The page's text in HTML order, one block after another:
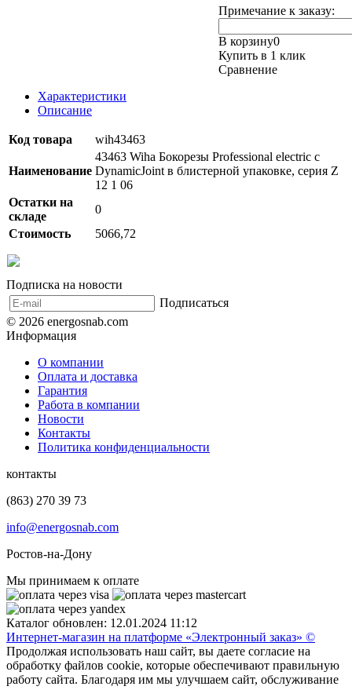
Примечание к заказу:
В корзину0
Купить в 1 клик
Сравнение
Характеристики
Описание
Код товара wih43463
Наименование
43463 Wiha Бокорезы Professional electric с
DynamicJoint в блистерной упаковке, серия Z
12 1 06
Остатки на
складе
0
Стоимость
5066,72
Подписка на новости
Подписаться
© 2026 energosnab.com
Информация
О компании
Оплата и доставка
Гарантия
Работа в компании
Новости
Контакты
Политика конфиденциальности
контакты
(863) 270 39 73
info@energosnab.com
Ростов-на-Дону
Мы принимаем к оплате
Каталог обновлен: 12.01.2024 11:12
Интернет-магазин на платформе «Электронный заказ» ©
Продолжая использовать наш сайт, вы даете согласие на
обработку файлов cookie, которые обеспечивают правильную
работу сайта. Благодаря им мы улучшаем сайт, обслуживание